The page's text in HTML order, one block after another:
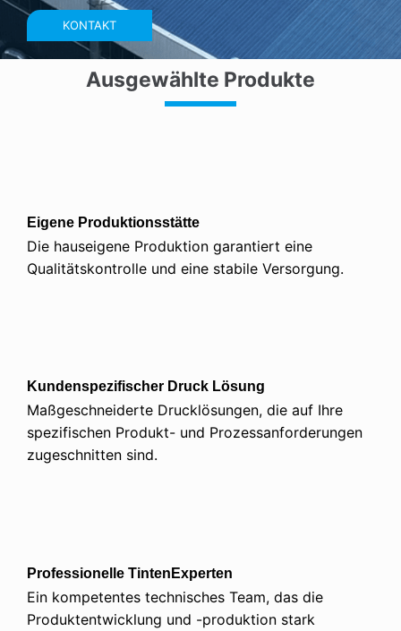
KONTAKT
Ausgewählte Produkte
Eigene Produktionsstätte
Die hauseigene Produktion garantiert eine
Qualitätskontrolle und eine stabile Versorgung.
Kundenspezifischer Druck Lösung
Maßgeschneiderte Drucklösungen, die auf Ihre
spezifischen Produkt- und Prozessanforderungen
zugeschnitten sind.
Professionelle TintenExperten
Ein kompetentes technisches Team, das die
Produktentwicklung und -produktion stark